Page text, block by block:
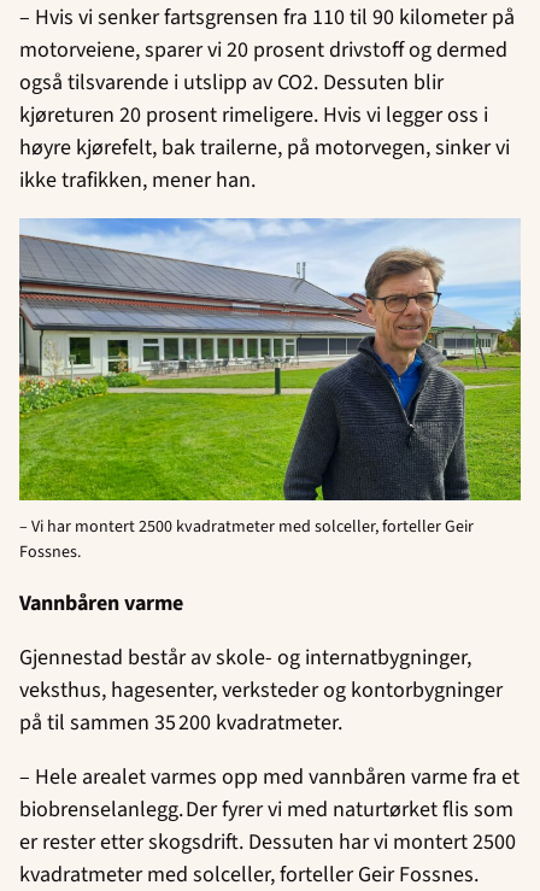
– Hvis vi senker fartsgrensen fra 110 til 90 kilometer på
motorveiene, sparer vi 20 prosent drivstoff og dermed
også tilsvarende i utslipp av CO2. Dessuten blir
kjøreturen 20 prosent rimeligere. Hvis vi legger oss i
høyre kjørefelt, bak trailerne, på motorvegen, sinker vi
ikke trafikken, mener han.
– Vi har montert 2500 kvadratmeter med solceller, forteller Geir
Fossnes.
Vannbåren varme
Gjennestad består av skole- og internatbygninger,
veksthus, hagesenter, verksteder og kontorbygninger
på til sammen 35 200 kvadratmeter.
– Hele arealet varmes opp med vannbåren varme fra et
biobrenselanlegg. Der fyrer vi med naturtørket flis som
er rester etter skogsdrift. Dessuten har vi montert 2500
kvadratmeter med solceller, forteller Geir Fossnes.